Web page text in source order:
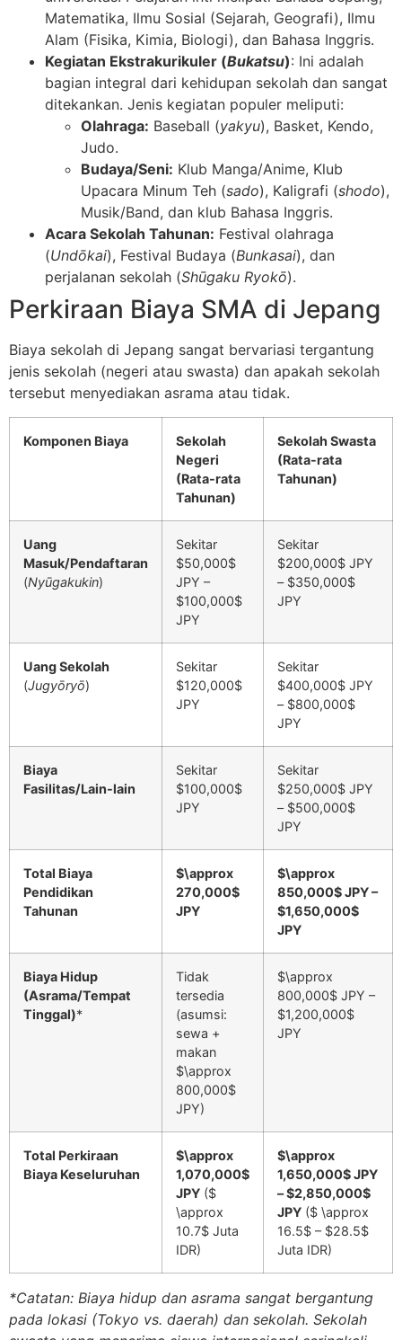
Matematika, Ilmu Sosial (Sejarah, Geografi), Ilmu
Alam (Fisika, Kimia, Biologi), dan Bahasa Inggris.
Kegiatan Ekstrakurikuler (Bukatsu): Ini adalah
bagian integral dari kehidupan sekolah dan sangat
ditekankan. Jenis kegiatan populer meliputi:
Olahraga: Baseball (yakyu), Basket, Kendo,
Judo.
Budaya/Seni: Klub Manga/Anime, Klub
Upacara Minum Teh (sado), Kaligrafi (shodo),
Musik/Band, dan klub Bahasa Inggris.
Acara Sekolah Tahunan: Festival olahraga
(Undōkai), Festival Budaya (Bunkasai), dan
perjalanan sekolah (Shūgaku Ryokō).
Perkiraan Biaya SMA di Jepang
Biaya sekolah di Jepang sangat bervariasi tergantung
jenis sekolah (negeri atau swasta) dan apakah sekolah
tersebut menyediakan asrama atau tidak.
Komponen Biaya
Sekolah
Negeri
(Rata-rata
Tahunan)
Sekolah Swasta
(Rata-rata
Tahunan)
Uang
Masuk/Pendaftaran
(Nyūgakukin)
Sekitar
$50,000$
JPY –
$100,000$
JPY
Sekitar
$200,000$ JPY
– $350,000$
JPY
Uang Sekolah
(Jugyōryō)
Sekitar
$120,000$
JPY
Sekitar
$400,000$ JPY
– $800,000$
JPY
Biaya
Fasilitas/Lain-lain
Sekitar
$100,000$
JPY
Sekitar
$250,000$ JPY
– $500,000$
JPY
Total Biaya
Pendidikan
Tahunan
$\approx
270,000$
JPY
$\approx
850,000$JPY –
$1,650,000$
JPY
Biaya Hidup
(Asrama/Tempat
Tinggal)*
Tidak
tersedia
(asumsi:
sewa +
makan
$\approx
800,000$
JPY)
$\approx
800,000$ JPY –
$1,200,000$
JPY
Total Perkiraan
Biaya Keseluruhan
$\approx
1,070,000$
JPY ($
\approx
10.7$ Juta
IDR)
$\approx
1,650,000$JPY
–$2,850,000$
JPY ($ \approx
16.5$ – $28.5$
Juta IDR)
*Catatan: Biaya hidup dan asrama sangat bergantung
pada lokasi (Tokyo vs. daerah) dan sekolah. Sekolah